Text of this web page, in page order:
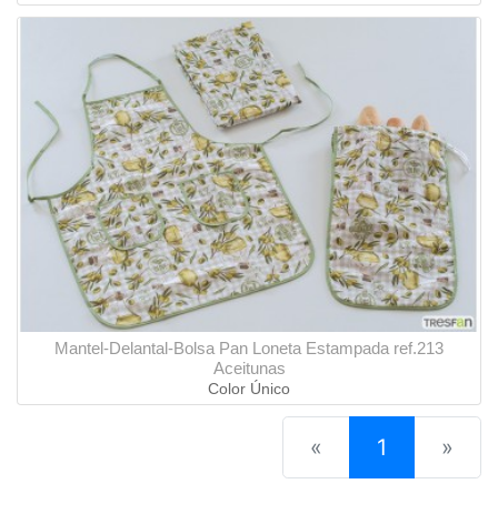
Mantel-Delantal-Bolsa Pan Loneta Estampada ref.213
Aceitunas
Color Único
« 1 (current)
»